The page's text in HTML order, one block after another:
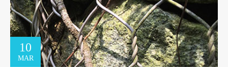
10
MAR